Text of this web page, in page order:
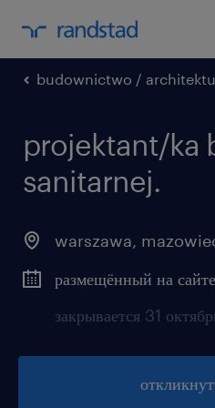
budownictwo /
projektant/ka
sanitarnej.
warszawa,
размещённый на
закрывается 31